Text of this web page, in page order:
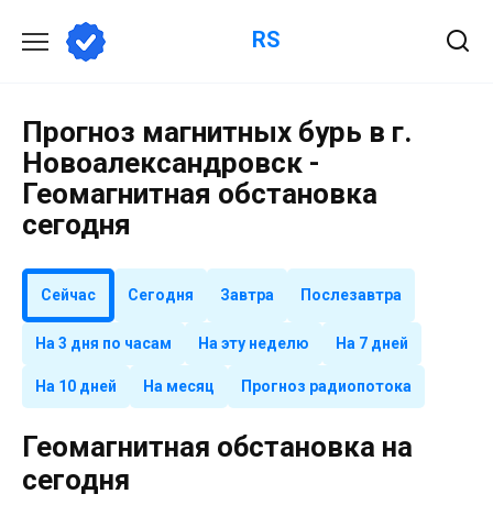
содержанию
RS
Прогноз магнитных бурь в г.
Новоалександровск -
Геомагнитная обстановка
сегодня
Сейчас Сегодня Завтра Послезавтра
На 3 дня по часам На эту неделю На 7 дней
На 10 дней На месяц Прогноз радиопотока
Геомагнитная обстановка на
сегодня